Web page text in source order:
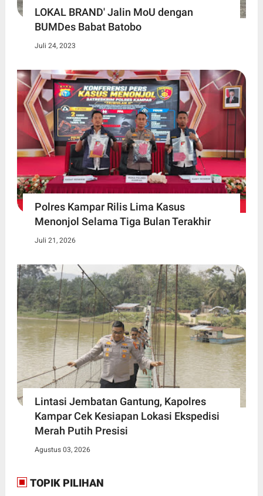
LOKAL BRAND' Jalin MoU dengan
BUMDes Babat Batobo
Juli 24, 2023
Polres Kampar Rilis Lima Kasus
Menonjol Selama Tiga Bulan Terakhir
Juli 21, 2026
Lintasi Jembatan Gantung, Kapolres
Kampar Cek Kesiapan Lokasi Ekspedisi
Merah Putih Presisi
Agustus 03, 2026
TOPIK PILIHAN